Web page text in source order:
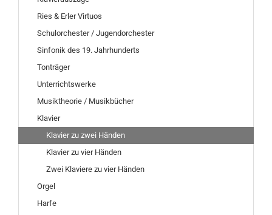
Ries & Erler Virtuos
Schulorchester / Jugendorchester
Sinfonik des 19. Jahrhunderts
Tonträger
Unterrichtswerke
Musiktheorie / Musikbücher
Klavier
Klavier zu zwei Händen
Klavier zu vier Händen
Zwei Klaviere zu vier Händen
Orgel
Harfe